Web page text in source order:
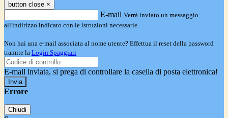
button close ×
E-mail Verrà inviato un messaggio
all'indirizzo indicato con le istruzioni necessarie.
Non hai una e-mail associata al nome utente? Effettua il reset della password
tramite la Login Spaggiari
E-mail inviata, si prega di controllare la casella di posta elettronica!
Errore
Chiudi